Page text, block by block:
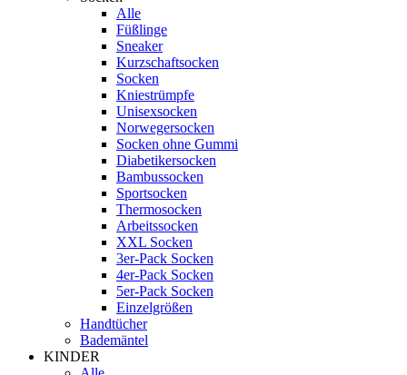
Alle
Füßlinge
Sneaker
Kurzschaftsocken
Socken
Kniestrümpfe
Unisexsocken
Norwegersocken
Socken ohne Gummi
Diabetikersocken
Bambussocken
Sportsocken
Thermosocken
Arbeitssocken
XXL Socken
3er-Pack Socken
4er-Pack Socken
5er-Pack Socken
Einzelgrößen
Handtücher
Bademäntel
KINDER